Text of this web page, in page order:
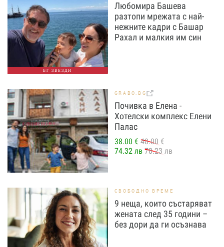
БГ ЗВЕЗДИ
Любомира Башева
разтопи мрежата с най-
нежните кадри с Башар
Рахал и малкия им син
GRABO.BG
Почивка в Елена -
Хотелски комплекс Елени
Палас
38.00 € 40.00 €
74.32 лв 78.23 лв
СВОБОДНО ВРЕМЕ
9 неща, които състаряват
жената след 35 години –
без дори да ги осъзнава